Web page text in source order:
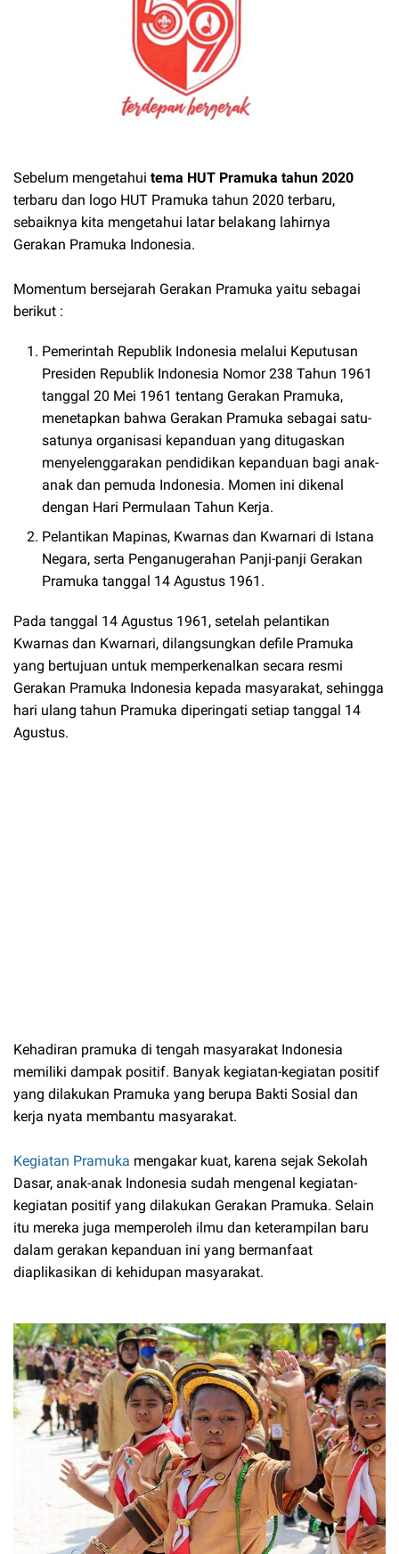
Sebelum mengetahui tema HUT Pramuka tahun 2020
terbaru dan logo HUT Pramuka tahun 2020 terbaru,
sebaiknya kita mengetahui latar belakang lahirnya
Gerakan Pramuka Indonesia.
Momentum bersejarah Gerakan Pramuka yaitu sebagai
berikut :
Pemerintah Republik Indonesia melalui Keputusan
Presiden Republik Indonesia Nomor 238 Tahun 1961
tanggal 20 Mei 1961 tentang Gerakan Pramuka,
menetapkan bahwa Gerakan Pramuka sebagai satu-
satunya organisasi kepanduan yang ditugaskan
menyelenggarakan pendidikan kepanduan bagi anak-
anak dan pemuda Indonesia. Momen ini dikenal
dengan Hari Permulaan Tahun Kerja.
Pelantikan Mapinas, Kwarnas dan Kwarnari di Istana
Negara, serta Penganugerahan Panji-panji Gerakan
Pramuka tanggal 14 Agustus 1961.
Pada tanggal 14 Agustus 1961, setelah pelantikan
Kwarnas dan Kwarnari, dilangsungkan defile Pramuka
yang bertujuan untuk memperkenalkan secara resmi
Gerakan Pramuka Indonesia kepada masyarakat, sehingga
hari ulang tahun Pramuka diperingati setiap tanggal 14
Agustus.
Kehadiran pramuka di tengah masyarakat Indonesia
memiliki dampak positif. Banyak kegiatan-kegiatan positif
yang dilakukan Pramuka yang berupa Bakti Sosial dan
kerja nyata membantu masyarakat.
Kegiatan Pramuka mengakar kuat, karena sejak Sekolah
Dasar, anak-anak Indonesia sudah mengenal kegiatan-
kegiatan positif yang dilakukan Gerakan Pramuka. Selain
itu mereka juga memperoleh ilmu dan keterampilan baru
dalam gerakan kepanduan ini yang bermanfaat
diaplikasikan di kehidupan masyarakat.